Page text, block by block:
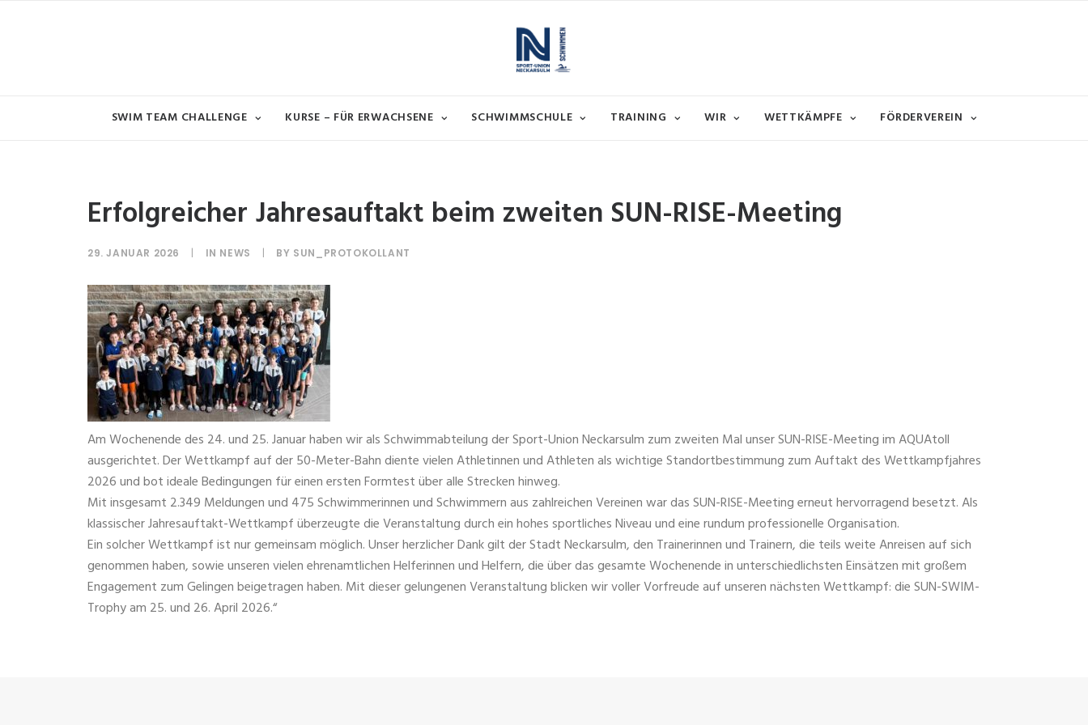
SWIM TEAM CHALLENGE KURSE – FÜR ERWACHSENE SCHWIMMSCHULE TRAINING WIR WETTKÄMPFE FÖRDERVEREIN
Erfolgreicher Jahresauftakt beim zweiten SUN-RISE-Meeting
29. JANUAR 2026 | IN NEWS | BY SUN_PROTOKOLLANT
Am Wochenende des 24. und 25. Januar haben wir als Schwimmabteilung der Sport-Union Neckarsulm zum zweiten Mal unser SUN-RISE-Meeting im AQUAtoll
ausgerichtet. Der Wettkampf auf der 50-Meter-Bahn diente vielen Athletinnen und Athleten als wichtige Standortbestimmung zum Auftakt des Wettkampfjahres
2026 und bot ideale Bedingungen für einen ersten Formtest über alle Strecken hinweg.
Mit insgesamt 2.349 Meldungen und 475 Schwimmerinnen und Schwimmern aus zahlreichen Vereinen war das SUN-RISE-Meeting erneut hervorragend besetzt. Als
klassischer Jahresauftakt-Wettkampf überzeugte die Veranstaltung durch ein hohes sportliches Niveau und eine rundum professionelle Organisation.
Ein solcher Wettkampf ist nur gemeinsam möglich. Unser herzlicher Dank gilt der Stadt Neckarsulm, den Trainerinnen und Trainern, die teils weite Anreisen auf sich
genommen haben, sowie unseren vielen ehrenamtlichen Helferinnen und Helfern, die über das gesamte Wochenende in unterschiedlichsten Einsätzen mit großem
Engagement zum Gelingen beigetragen haben. Mit dieser gelungenen Veranstaltung blicken wir voller Vorfreude auf unseren nächsten Wettkampf: die SUN-SWIM-
Trophy am 25. und 26. April 2026.“